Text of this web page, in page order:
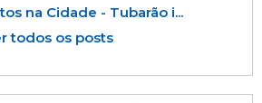
na Cidade - Tubarão i...
todos os posts